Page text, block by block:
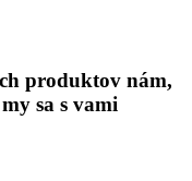
produktov nám,
sa s vami